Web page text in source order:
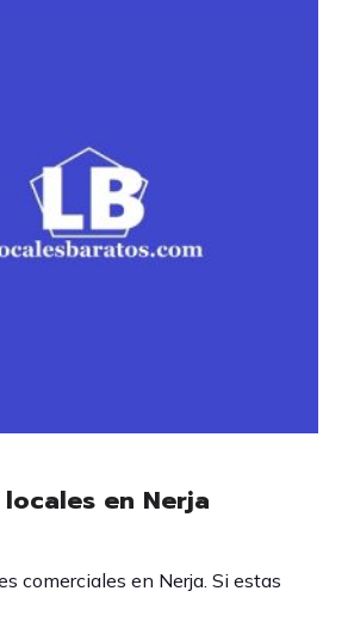
en Nerja
comerciales en Nerja. Si estas